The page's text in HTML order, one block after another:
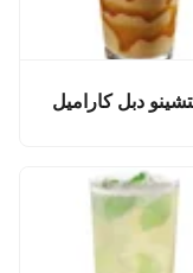
دبل كاراميل